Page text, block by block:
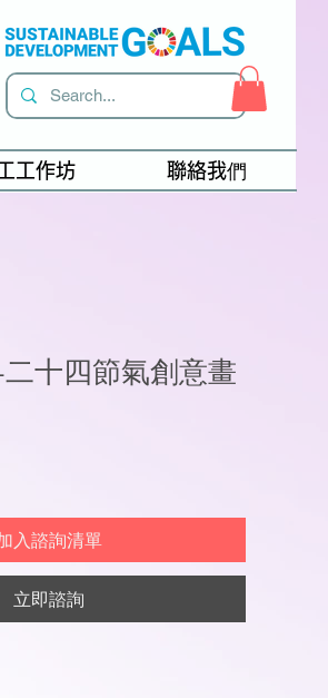
工作坊 聯絡我們
十四節氣創意畫
入諮詢清單
立即諮詢